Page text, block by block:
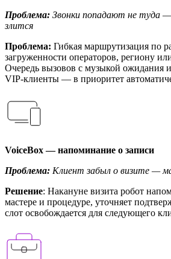
Проблема: Звонки попадают не туда
злится
Проблема: Гибкая маршрутизация по
загруженности операторов, региону
Очередь вызовов с музыкой ожидания
VIP-клиенты — в приоритет
VoiceBox — напоминание о записи
Проблема: Клиент забыл о визите —
Решение: Накануне визита робот
мастере и процедуре, уточняет
слот освобождается для следующего